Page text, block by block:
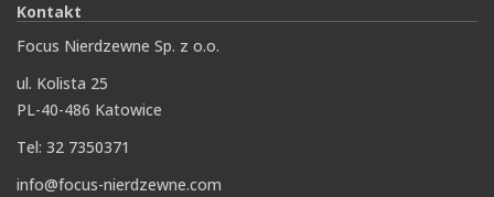
Kontakt
Focus Nierdzewne Sp. z o.o.
ul. Kolista 25
PL-40-486 Katowice
Tel: 32 7350371
info@focus-nierdzewne.com